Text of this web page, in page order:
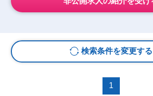
検索条件を変更する
1